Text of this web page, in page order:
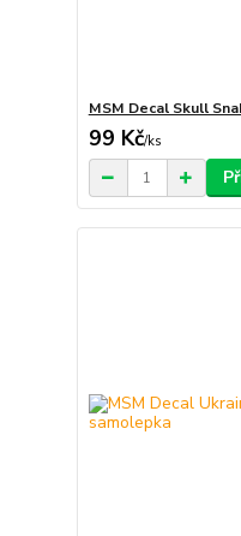
MSM Decal Skull
99 Kč/ks